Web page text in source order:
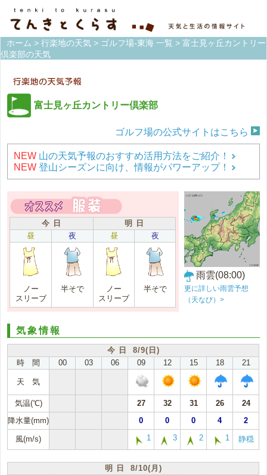
ホーム > 行楽地の天気 > ゴルフ場-東海 一覧 > 富士見ヶ丘カントリー
倶楽部の天気
富士見ヶ丘カントリー倶楽部
ゴルフ場の公式サイトはこちら
NEW 山の天気予報のおすすめ活用方法をご紹介！
NEW 登山シーズンに向け、情報がパワーアップ！
今 日
明 日
昼
夜 昼 夜
ノー
スリーブ
半そで
ノー
スリーブ
半そで
雨雲(08:00)
更に詳しい雨雲予想
（天なび）>
気象情報
今 日 8/9(日)
時 間
00 03 06 09 12 15 18 21
天 気
気温(℃) 27 32 31 26
24
降水量(mm)
0 0 0 4 2
風(m/s) 1 3 2 1 静穏
明 日 8/10(月)